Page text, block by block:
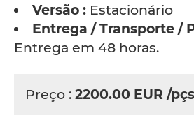
Versão : Estacionário
Entrega / Transporte /
Entrega em 48 horas.
Preço : 2200.00 EUR /pçs